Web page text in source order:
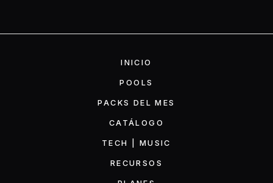
INICIO
POOLS
PACKS DEL MES
CATÁLOGO
TECH | MUSIC
RECURSOS